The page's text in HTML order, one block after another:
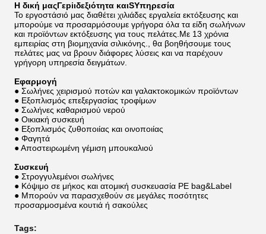
Η δική μαςΓεpiιδεξιότητα καιSΥπηρεσία
Το εργοστάσιό μας διαθέτει χιλιάδες εργαλεία εκτόξευσης και
μπορούμε να προσαρμόσουμε γρήγορα όλα τα είδη σωλήνων
και προϊόντων εκτόξευσης για τους πελάτες.Με 13 χρόνια
εμπειρίας στη βιομηχανία σιλικόνης., θα βοηθήσουμε τους
πελάτες μας να βρουν διάφορες λύσεις και να παρέχουν
γρήγορη υπηρεσία δειγμάτων.
Εφαρμογή
● Σωλήνες χειρισμού ποτών και γαλακτοκομικών προϊόντων
● Εξοπλισμός επεξεργασίας τροφίμων
● Σωλήνες καθαρισμού νερού
● Οικιακή συσκευή
● Εξοπλισμός ζυθοποιίας και οινοποιίας
● Φαγητά
● Αποστειρωμένη γέμιση μπουκαλιού
Συσκευή
● Στρογγυλεμένοι σωλήνες
● Κόψιμο σε μήκος και ατομική συσκευασία PE bag&Label
● Μπορούν να παρασχεθούν σε μεγάλες ποσότητες
προσαρμοσμένα κουτιά ή σακούλες
Tags: